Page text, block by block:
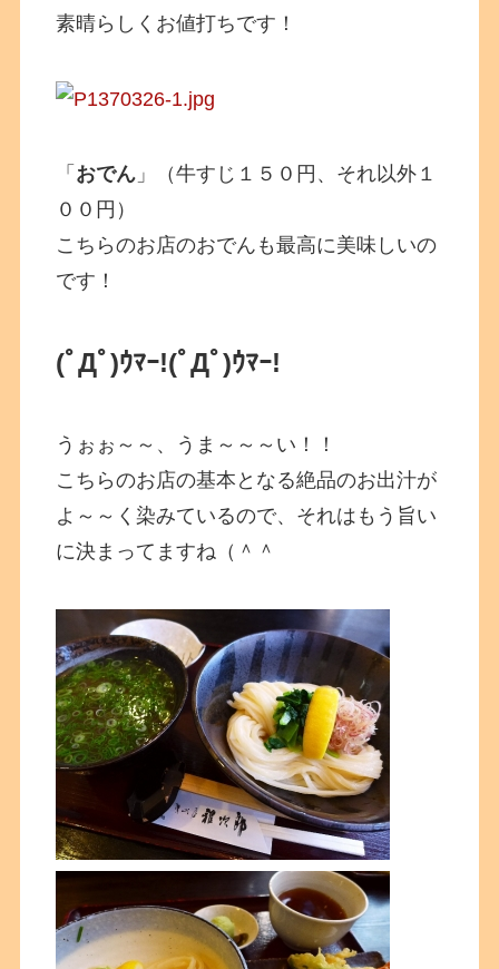
素晴らしくお値打ちです！
「 おでん 」（牛すじ１５０円、それ以外１
００円）
こちらのお店のおでんも最高に美味しいの
です！
(ﾟДﾟ)ｳﾏｰ!(ﾟДﾟ)ｳﾏｰ!
うぉぉ～～、うま～～～い！！
こちらのお店の基本となる絶品のお出汁が
よ～～く染みているので、それはもう旨い
に決まってますね（＾＾